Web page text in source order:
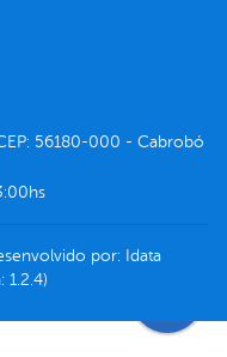
56180-000 - Cabrobó
por: Idata
1.2.4)